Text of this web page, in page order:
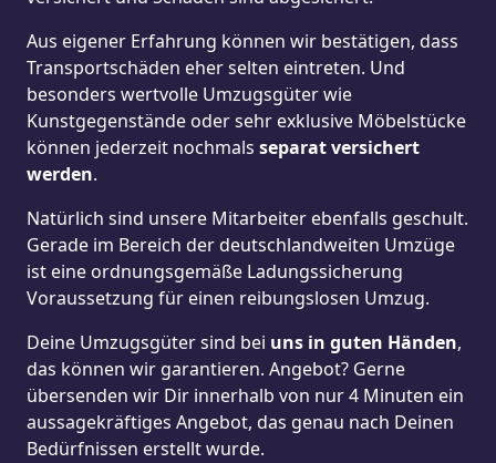
Aus eigener Erfahrung können wir bestätigen, dass
Transportschäden eher selten eintreten. Und
besonders wertvolle Umzugsgüter wie
Kunstgegenstände oder sehr exklusive Möbelstücke
können jederzeit nochmals separat versichert
werden.
Natürlich sind unsere Mitarbeiter ebenfalls geschult.
Gerade im Bereich der deutschlandweiten Umzüge
ist eine ordnungsgemäße Ladungssicherung
Voraussetzung für einen reibungslosen Umzug.
Deine Umzugsgüter sind bei uns in guten Händen,
das können wir garantieren. Angebot? Gerne
übersenden wir Dir innerhalb von nur 4 Minuten ein
aussagekräftiges Angebot, das genau nach Deinen
Bedürfnissen erstellt wurde.